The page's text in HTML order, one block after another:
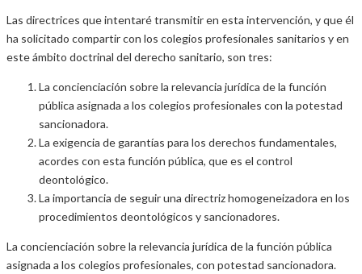
Las directrices que intentaré transmitir en esta intervención, y que él
ha solicitado compartir con los colegios profesionales sanitarios y en
este ámbito doctrinal del derecho sanitario, son tres:
La concienciación sobre la relevancia jurídica de la función
pública asignada a los colegios profesionales con la potestad
sancionadora.
La exigencia de garantías para los derechos fundamentales,
acordes con esta función pública, que es el control
deontológico.
La importancia de seguir una directriz homogeneizadora en los
procedimientos deontológicos y sancionadores.
La concienciación sobre la relevancia jurídica de la función pública
asignada a los colegios profesionales, con potestad sancionadora.